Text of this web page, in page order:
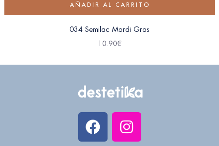
AÑADIR AL CARRITO
034 Semilac Mardi Gras
10.90€